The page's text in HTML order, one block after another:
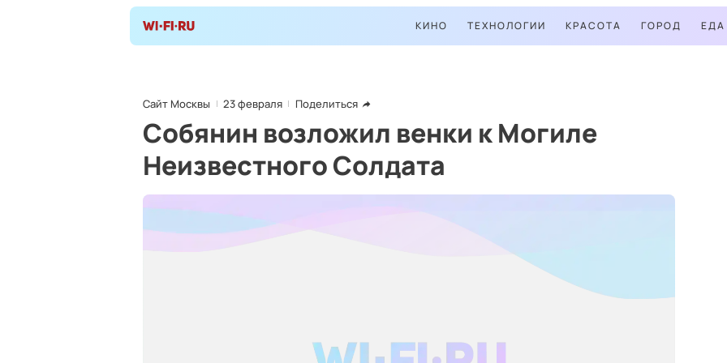
КИНО ТЕХНОЛОГИИ КРАСОТА ГОРОД ЕДА
Сайт Москвы 23 февраля Поделиться
Собянин возложил венки к Могиле
Неизвестного Солдата